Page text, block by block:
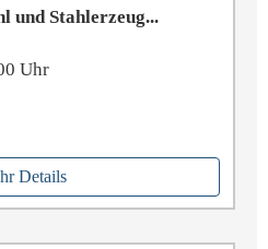
und Stahlerzeug...
Uhr
Details